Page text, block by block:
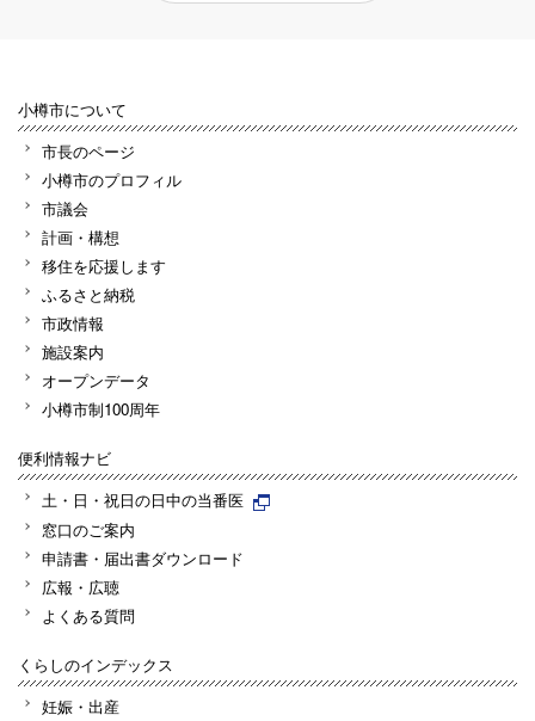
小樽市について
市長のページ
小樽市のプロフィル
市議会
計画・構想
移住を応援します
ふるさと納税
市政情報
施設案内
オープンデータ
小樽市制100周年
便利情報ナビ
土・日・祝日の日中の当番医
窓口のご案内
申請書・届出書ダウンロード
広報・広聴
よくある質問
くらしのインデックス
妊娠・出産